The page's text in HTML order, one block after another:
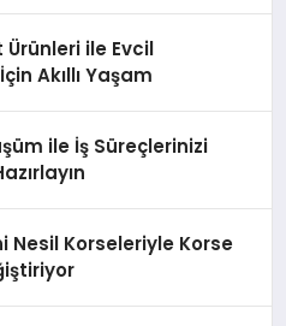
ile Evcil
Akıllı Yaşam
ile İş Süreçlerinizi
Nesil Korseleriyle Korse